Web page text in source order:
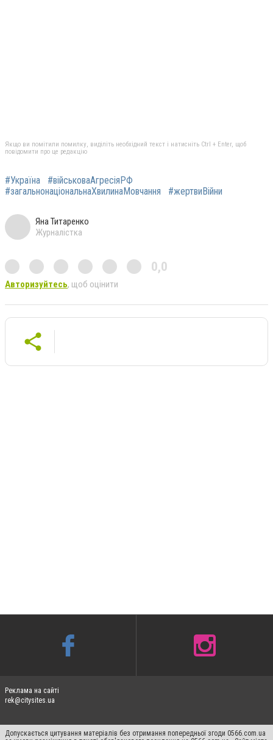
Якщо ви помітили помилку, виділіть необхідний текст і натисніть Ctrl + Enter, щоб
повідомити про це редакцію
#Україна
#військоваАгресіяРФ
#загальнонаціональнаХвилинаМовчання
#жертвиВійни
Яна Титаренко
Журналістка
0,0
Авторизуйтесь, щоб оцінити
Реклама на сайті
rek@citysites.ua
Допускається цитування матеріалів без отримання попередньої згоди 0566.com.ua